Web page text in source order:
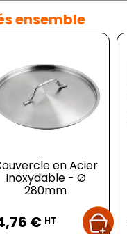
ensemble
en Acier
Inoxydable - Ø
280mm
€ HT